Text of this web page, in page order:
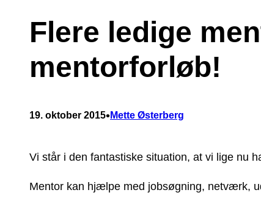
Flere ledige
mentorforløb!
19. oktober 2015•Mette Østerberg
Vi står i den fantastiske situation, at vi lige nu
Mentor kan hjælpe med jobsøgning, netværk,